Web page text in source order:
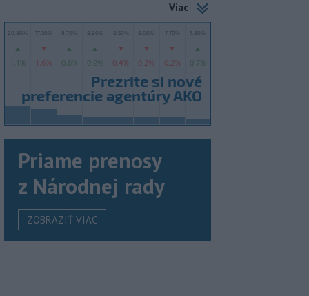
Viac
Priame prenosy
z Národnej rady
ZOBRAZIŤ VIAC